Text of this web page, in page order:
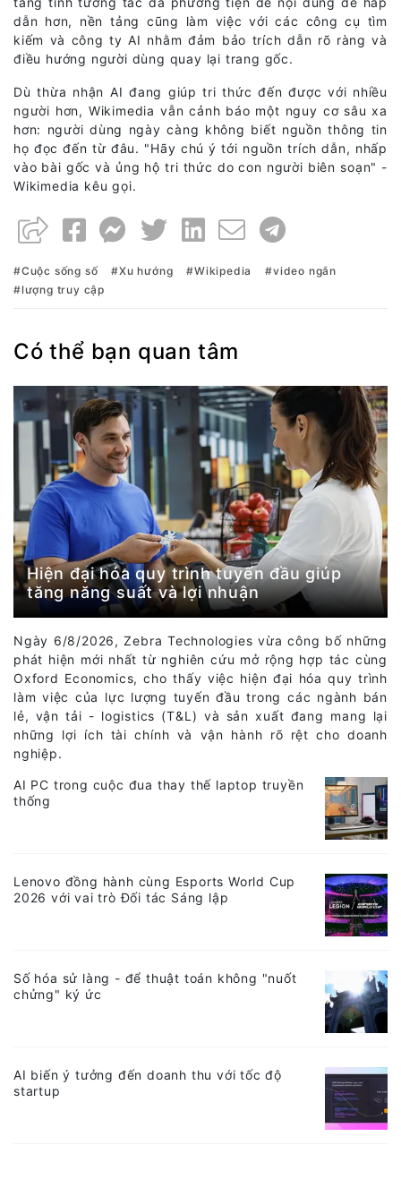
dẫn hơn, nền tảng cũng làm việc với các công cụ tìm
kiếm và công ty AI nhằm đảm bảo trích dẫn rõ ràng và
điều hướng người dùng quay lại trang gốc.
Dù thừa nhận AI đang giúp tri thức đến được với nhiều
người hơn, Wikimedia vẫn cảnh báo một nguy cơ sâu xa
hơn: người dùng ngày càng không biết nguồn thông tin
họ đọc đến từ đâu. "Hãy chú ý tới nguồn trích dẫn, nhấp
vào bài gốc và ủng hộ tri thức do con người biên soạn" -
Wikimedia kêu gọi.
Cuộc sống số Xu hướng Wikipedia
video ngắn
lượng truy cập
Có thể bạn quan tâm
Hiện đại hóa quy trình tuyến đầu giúp
tăng năng suất và lợi nhuận
Ngày 6/8/2026, Zebra Technologies vừa công bố những
phát hiện mới nhất từ nghiên cứu mở rộng hợp tác cùng
Oxford Economics, cho thấy việc hiện đại hóa quy trình
làm việc của lực lượng tuyến đầu trong các ngành bán
lẻ, vận tải - logistics (T&L) và sản xuất đang mang lại
những lợi ích tài chính và vận hành rõ rệt cho doanh
nghiệp.
AI PC trong cuộc đua thay thế laptop truyền
thống
Lenovo đồng hành cùng Esports World Cup
2026 với vai trò Đối tác Sáng lập
Số hóa sử làng - để thuật toán không "nuốt
chửng" ký ức
AI biến ý tưởng đến doanh thu với tốc độ
startup